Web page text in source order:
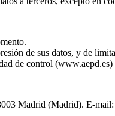
de sus datos, y de
de control
Madrid (Madrid). E-